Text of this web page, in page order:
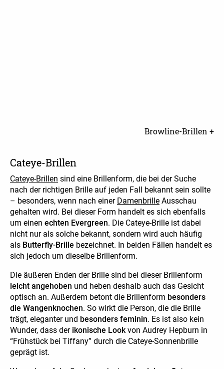
Browline-Brillen +
Cateye-Brillen
Cateye-Brillen sind eine Brillenform, die bei der Suche
nach der richtigen Brille auf jeden Fall bekannt sein sollte
– besonders, wenn nach einer Damenbrille Ausschau
gehalten wird. Bei dieser Form handelt es sich ebenfalls
um einen echten Evergreen. Die Cateye-Brille ist dabei
nicht nur als solche bekannt, sondern wird auch häufig
als Butterfly-Brille bezeichnet. In beiden Fällen handelt es
sich jedoch um dieselbe Brillenform.
Die äußeren Enden der Brille sind bei dieser Brillenform
leicht angehoben und heben deshalb auch das Gesicht
optisch an. Außerdem betont die Brillenform besonders
die Wangenknochen. So wirkt die Person, die die Brille
trägt, eleganter und besonders feminin. Es ist also kein
Wunder, dass der ikonische Lookvon Audrey Hepburn in
“Frühstück bei Tiffany” durch die Cateye-Sonnenbrille
geprägt ist.